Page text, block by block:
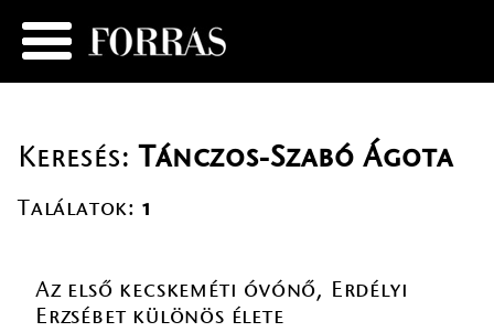
Keresés:Tánczos-Szabó Ágota
Találatok: 1
Az első kecskeméti óvónő, Erdélyi
Erzsébet különös élete